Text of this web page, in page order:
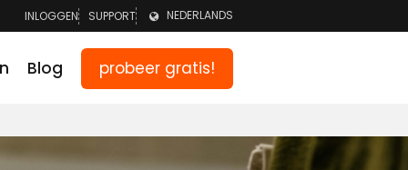
INLOGGEN
OUDERS
SUPPORT NEDERLANDS
ENGLISH
DEUTSCH
Blog probeer gratis!